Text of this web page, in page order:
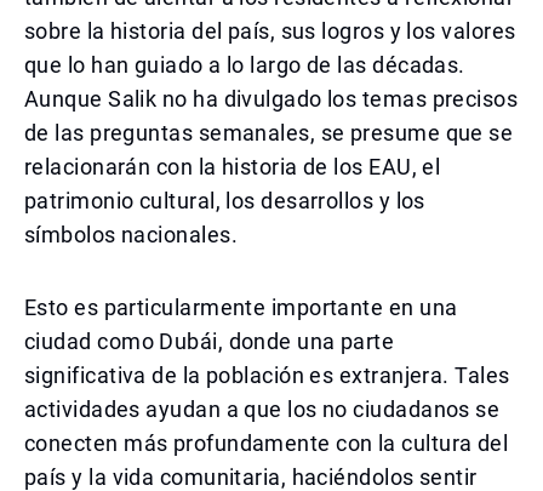
sobre la historia del país, sus logros y los valores
que lo han guiado a lo largo de las décadas.
Aunque Salik no ha divulgado los temas precisos
de las preguntas semanales, se presume que se
relacionarán con la historia de los EAU, el
patrimonio cultural, los desarrollos y los
símbolos nacionales.
Esto es particularmente importante en una
ciudad como Dubái, donde una parte
significativa de la población es extranjera. Tales
actividades ayudan a que los no ciudadanos se
conecten más profundamente con la cultura del
país y la vida comunitaria, haciéndolos sentir